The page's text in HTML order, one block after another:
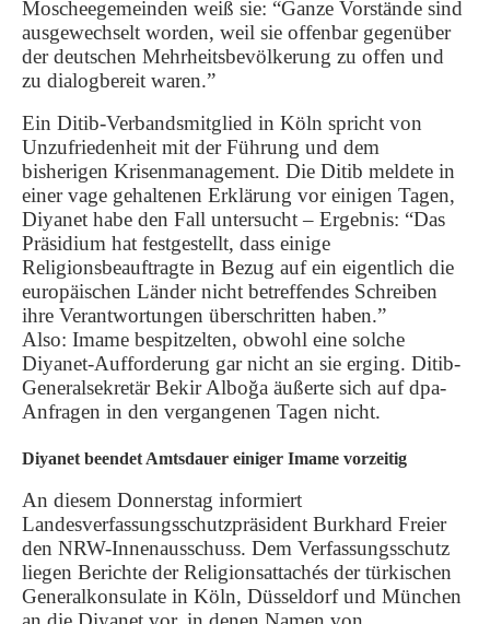
Moscheegemeinden weiß sie: “Ganze Vorstände sind
ausgewechselt worden, weil sie offenbar gegenüber
der deutschen Mehrheitsbevölkerung zu offen und
zu dialogbereit waren.”
Ein Ditib-Verbandsmitglied in Köln spricht von
Unzufriedenheit mit der Führung und dem
bisherigen Krisenmanagement. Die Ditib meldete in
einer vage gehaltenen Erklärung vor einigen Tagen,
Diyanet habe den Fall untersucht – Ergebnis: “Das
Präsidium hat festgestellt, dass einige
Religionsbeauftragte in Bezug auf ein eigentlich die
europäischen Länder nicht betreffendes Schreiben
ihre Verantwortungen überschritten haben.”
Also: Imame bespitzelten, obwohl eine solche
Diyanet-Aufforderung gar nicht an sie erging. Ditib-
Generalsekretär Bekir Alboğa äußerte sich auf dpa-
Anfragen in den vergangenen Tagen nicht.
Diyanet beendet Amtsdauer einiger Imame vorzeitig
An diesem Donnerstag informiert
Landesverfassungsschutzpräsident Burkhard Freier
den NRW-Innenausschuss. Dem Verfassungsschutz
liegen Berichte der Religionsattachés der türkischen
Generalkonsulate in Köln, Düsseldorf und München